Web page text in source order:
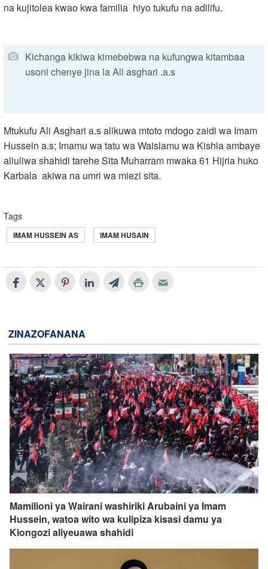
na kujitolea kwao kwa familia hiyo tukufu na adilifu.
Kichanga kikiwa kimebebwa na kufungwa kitambaa
usoni chenye jina la Ali asghari .a.s
Mtukufu Ali Asghari a.s alikuwa mtoto mdogo zaidi wa Imam
Hussein a.s; Imamu wa tatu wa Waislamu wa Kishia ambaye
aliuliwa shahidi tarehe Sita Muharram mwaka 61 Hijria huko
Karbala akiwa na umri wa miezi sita.
Tags
IMAM HUSSEIN AS IMAM HUSAIN
ZINAZOFANANA
Mamilioni ya Wairani washiriki Arubaini ya Imam
Hussein, watoa wito wa kulipiza kisasi damu ya
Kiongozi aliyeuawa shahidi